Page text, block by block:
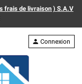
frais de livraison ) S.A.V
person Connexion